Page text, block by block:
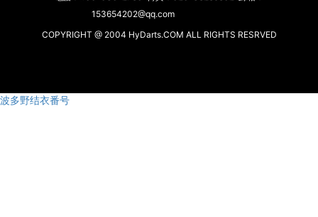
153654202@qq.com
COPYRIGHT @ 2004 HyDarts.COM ALL RIGHTS RESRVED
波多野结衣番号